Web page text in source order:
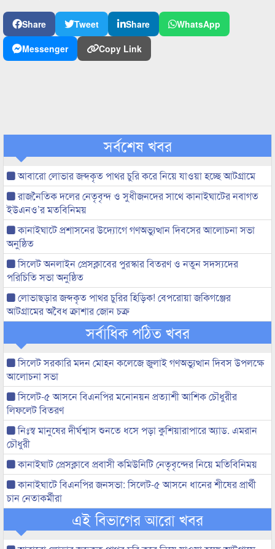
Share Tweet Share
WhatsApp
Messenger
Copy Link
সর্বশেষ খবর
আবারো লোভার জব্দকৃত পাথর চুরি করে নিয়ে যাওয়া হচ্ছে আটগ্রামে
রাজনৈতিক দলের নেতৃবৃন্দ ও সুধীজনদের সাথে কানাইঘাটের নবাগত
ইউএনও’র মতবিনিময়
কানাইঘাটে প্রশাসনের উদ্যোগে গণঅভ্যুত্থান দিবসের আলোচনা সভা
অনুষ্ঠিত
সিলেট অনলাইন প্রেসক্লাবের পুরস্কার বিতরণ ও নতুন সদস্যদের
পরিচিতি সভা অনুষ্ঠিত
লোভাছড়ার জব্দকৃত পাথর চুরির হিড়িক! বেপরোয়া জকিগঞ্জের
আটগ্রামের অবৈধ ক্রাশার জোন চক্র
সর্বাধিক পঠিত খবর
সিলেট সরকারি মদন মোহন কলেজে জুলাই গণঅভ্যুত্থান দিবস উপলক্ষে
আলোচনা সভা
সিলেট-৫ আসনে বিএনপির মনোনয়ন প্রত্যাশী আশিক চৌধুরীর
লিফলেট বিতরণ
নিঃস্ব মানুষের দীর্ঘশ্বাস শুনতে ধসে পড়া কুশিয়ারাপারে অ্যাড. এমরান
চৌধুরী
কানাইঘাট প্রেসক্লাবে প্রবাসী কমিউনিটি নেতৃবৃন্দের নিয়ে মতিবিনিময়
কানাইঘাটে বিএনপির জনসভা: সিলেট-৫ আসনে ধানের শীষের প্রার্থী
চান নেতাকর্মীরা
এই বিভাগের আরো খবর